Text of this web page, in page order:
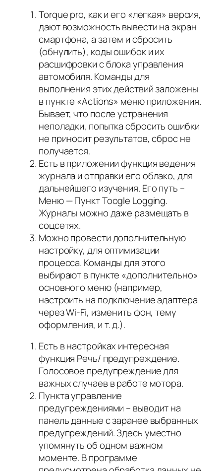
Torque pro, как и его «легкая» версия,
дают возможность вывести на экран
смартфона, а затем и сбросить
(обнулить), коды ошибоки их
расшифровки с блока управления
автомобиля. Команды для
выполнения этих действий заложены
в пункте «Actions» меню приложения.
Бывает, что после устранения
неполадки, попытка сбросить ошибки
не приносит результатов, сброс не
получается.
Есть в приложении функция ведения
журнала и отправки его облако, для
дальнейшего изучения. Его путь –
Меню — Пункт Toogle Logging.
Журналы можно даже размещать в
соцсетях.
Можно провести дополнительную
настройку, для оптимизации
процесса. Команды для этого
выбирают в пункте «дополнительно»
основного меню (например,
настроить на подключение адаптера
через Wi-Fi, изменить фон, тему
оформления, и т. д.).
Есть в настройках интересная
функция Речь/ предупреждение.
Голосовое предупреждение для
важных случаев в работе мотора.
Пункта управление
предупреждениями – выводит на
панель данные с заранее выбранных
предупреждений. Здесь уместно
упомянуть об одном важном
моменте. В программе